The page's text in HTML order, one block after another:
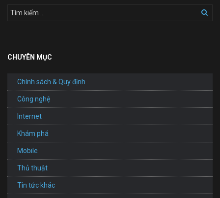
CHUYÊN MỤC
Chính sách & Quy định
Công nghệ
Internet
Khám phá
Mobile
Thủ thuật
Tin tức khác